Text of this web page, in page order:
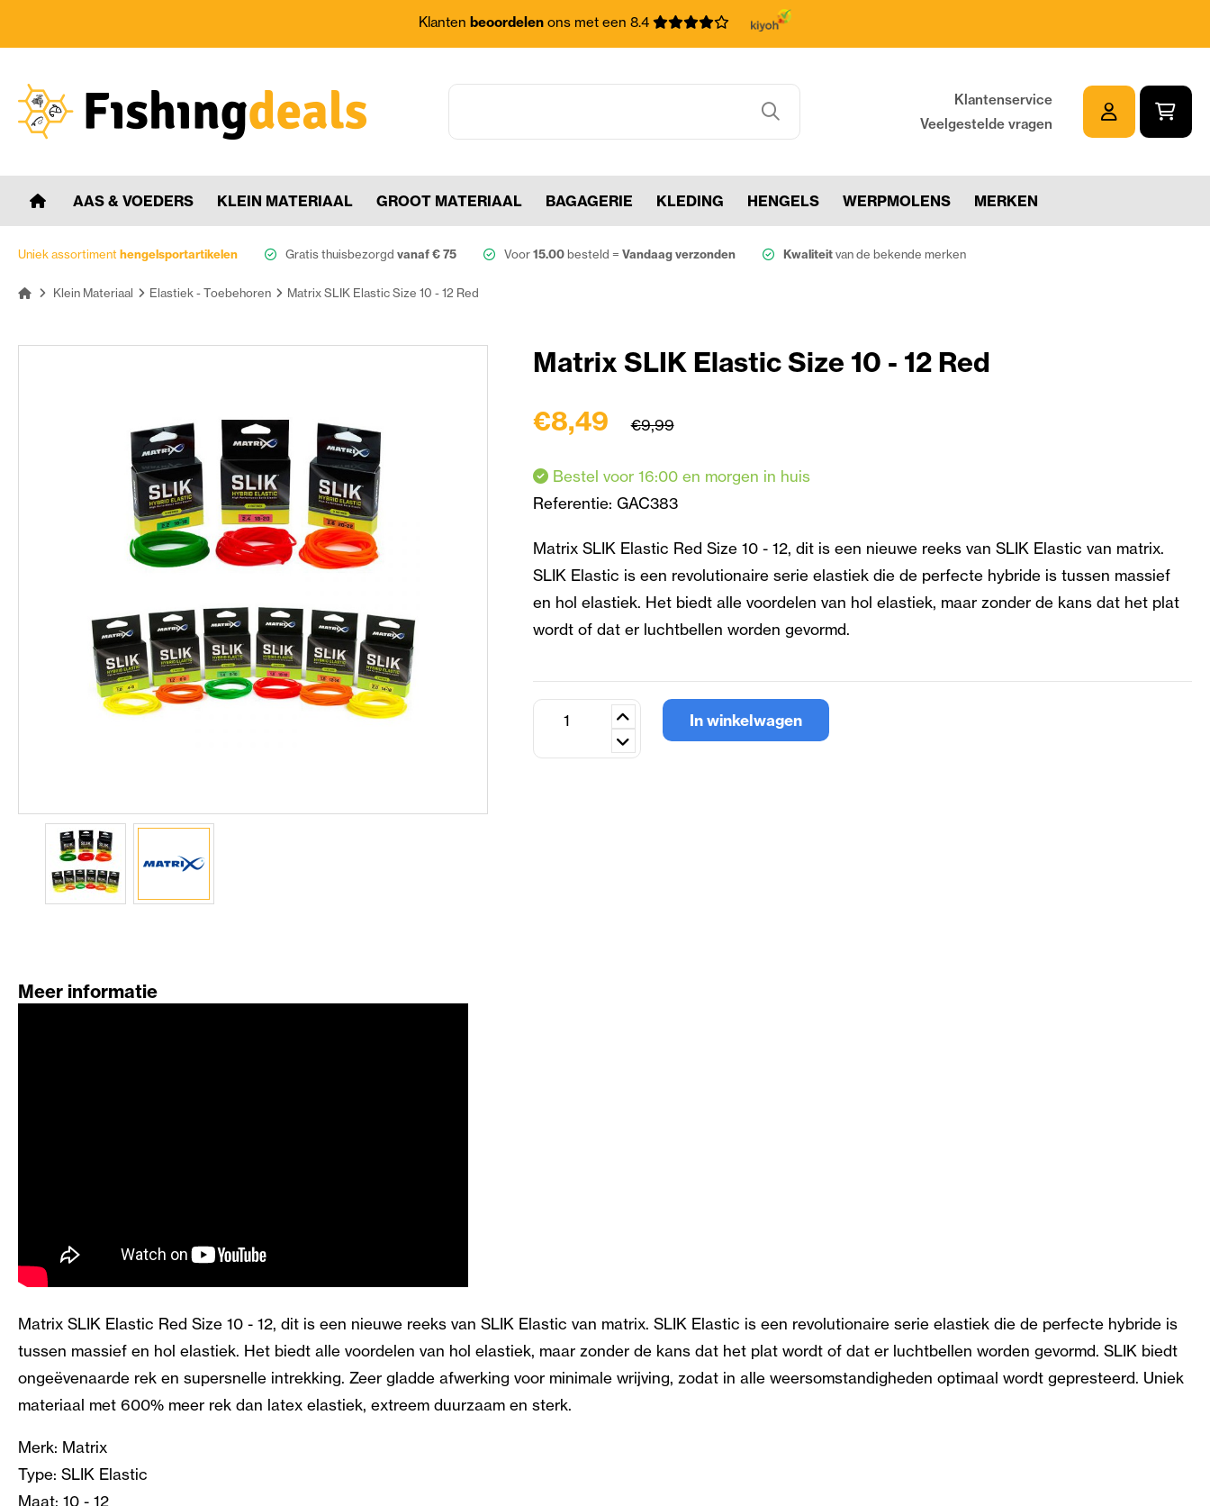
Klanten beoordelen ons met een 8.4
Klantenservice
Veelgestelde vragen
AAS & VOEDERS KLEIN MATERIAAL GROOT MATERIAAL BAGAGERIE KLEDING HENGELS WERPMOLENS MERKEN
Uniek assortimenthengelsportartikelen Gratis thuisbezorgd vanaf € 75 Voor15.00besteld = Vandaag verzonden Kwaliteitvan de bekende merken
Klein Materiaal Elastiek - Toebehoren Matrix SLIK Elastic Size 10 - 12 Red
Matrix SLIK Elastic Size 10 - 12 Red
€8,49 €9,99
Bestel voor 16:00 en morgen in huis
Referentie: GAC383
Matrix SLIK Elastic Red Size 10 - 12, dit is een nieuwe reeks van SLIK Elastic van matrix.
SLIK Elastic is een revolutionaire serie elastiek die de perfecte hybride is tussen massief
en hol elastiek. Het biedt alle voordelen van hol elastiek, maar zonder de kans dat het plat
wordt of dat er luchtbellen worden gevormd.
In winkelwagen
Meer informatie
Matrix SLIK Elastic Red Size 10 - 12, dit is een nieuwe reeks van SLIK Elastic van matrix. SLIK Elastic is een revolutionaire serie elastiek die de perfecte hybride is
tussen massief en hol elastiek. Het biedt alle voordelen van hol elastiek, maar zonder de kans dat het plat wordt of dat er luchtbellen worden gevormd. SLIK biedt
ongeëvenaarde rek en supersnelle intrekking. Zeer gladde afwerking voor minimale wrijving, zodat in alle weersomstandigheden optimaal wordt gepresteerd. Uniek
materiaal met 600% meer rek dan latex elastiek, extreem duurzaam en sterk.
Merk: Matrix
Type: SLIK Elastic
Maat: 10 - 12